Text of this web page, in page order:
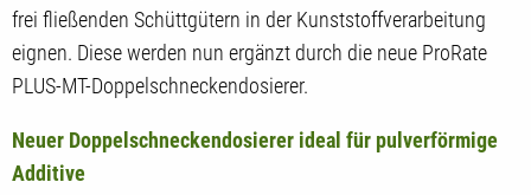
frei fließenden Schüttgütern in der Kunststoffverarbeitung
eignen. Diese werden nun ergänzt durch die neue ProRate
PLUS-MT-Doppelschneckendosierer.
Neuer Doppelschneckendosierer ideal für pulverförmige
Additive